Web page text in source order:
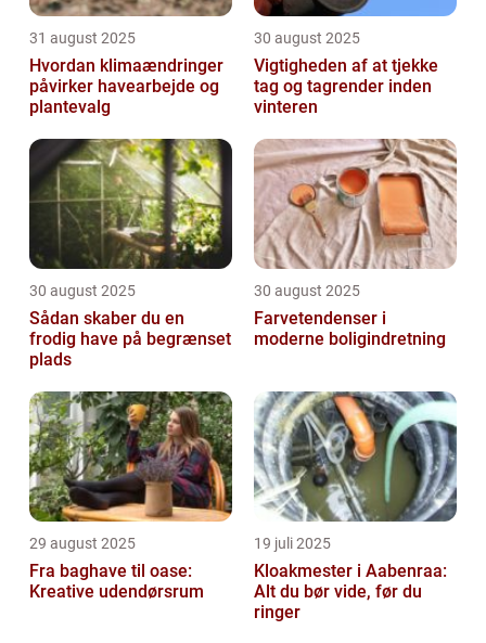
31 august 2025
Hvordan klimaændringer
påvirker havearbejde og
plantevalg
30 august 2025
Vigtigheden af at tjekke
tag og tagrender inden
vinteren
30 august 2025
Sådan skaber du en
frodig have på begrænset
plads
30 august 2025
Farvetendenser i
moderne boligindretning
29 august 2025
Fra baghave til oase:
Kreative udendørsrum
19 juli 2025
Kloakmester i Aabenraa:
Alt du bør vide, før du
ringer